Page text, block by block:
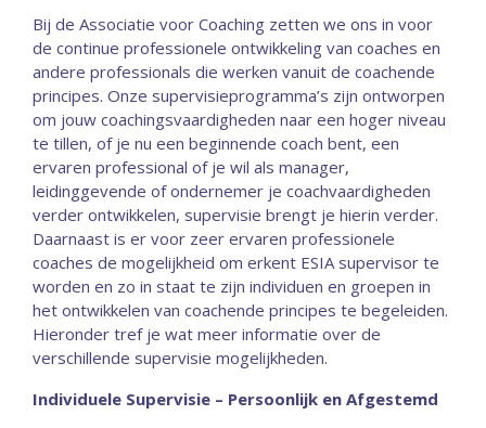
Bij de Associatie voor Coaching zetten we ons in voor
de continue professionele ontwikkeling van coaches en
andere professionals die werken vanuit de coachende
principes. Onze supervisieprogramma’s zijn ontworpen
om jouw coachingsvaardigheden naar een hoger niveau
te tillen, of je nu een beginnende coach bent, een
ervaren professional of je wil als manager,
leidinggevende of ondernemer je coachvaardigheden
verder ontwikkelen, supervisie brengt je hierin verder.
Daarnaast is er voor zeer ervaren professionele
coaches de mogelijkheid om erkent ESIA supervisor te
worden en zo in staat te zijn individuen en groepen in
het ontwikkelen van coachende principes te begeleiden.
Hieronder tref je wat meer informatie over de
verschillende supervisie mogelijkheden.
Individuele Supervisie – Persoonlijk en Afgestemd